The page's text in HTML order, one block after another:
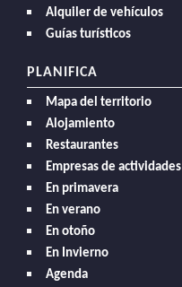
Alquiler de vehículos
Guías turísticos
PLANIFICA
Mapa del territorio
Alojamiento
Restaurantes
Empresas de actividades
En primavera
En verano
En otoño
En Invierno
Agenda